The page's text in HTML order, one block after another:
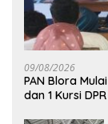
09/08/2026
‎PAN Blora
dan 1 Kursi